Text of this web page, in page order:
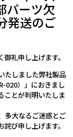
パーツ欠
発送のご
礼申し上げます。
たしました弊社製品
020）」におきまし
ことが判明いたしま
多大なるご迷惑とご
び申し上げます。